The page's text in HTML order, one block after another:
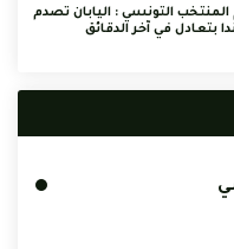
التونسي : اليابان تصدم
بتعادل في آخر الدقائق